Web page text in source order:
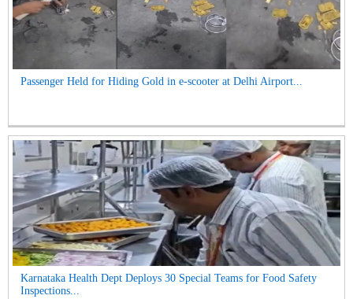
Passenger Held for Hiding Gold in e-scooter at Delhi Airport...
Karnataka Health Dept Deploys 30 Special Teams for Food Safety
Inspections...